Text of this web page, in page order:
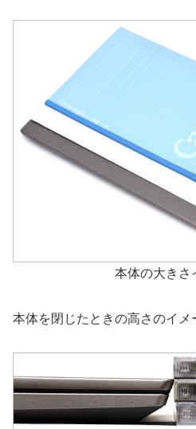
本体の大きさ
本体を閉じたときの高さのイメ